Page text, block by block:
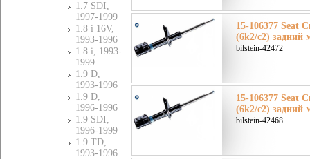
1.7 SDI,
1997-1999
1.8 i 16V,
1993-1996
1.8 i, 1993-
1999
1.9 D,
1993-1996
1.9 D,
1996-1996
1.9 SDI,
1996-1999
1.9 TD,
1993-1996
15-106377 Seat
(6k2/c2) задний
bilstein-42472
15-106377 Seat
(6k2/c2) задний
bilstein-42468